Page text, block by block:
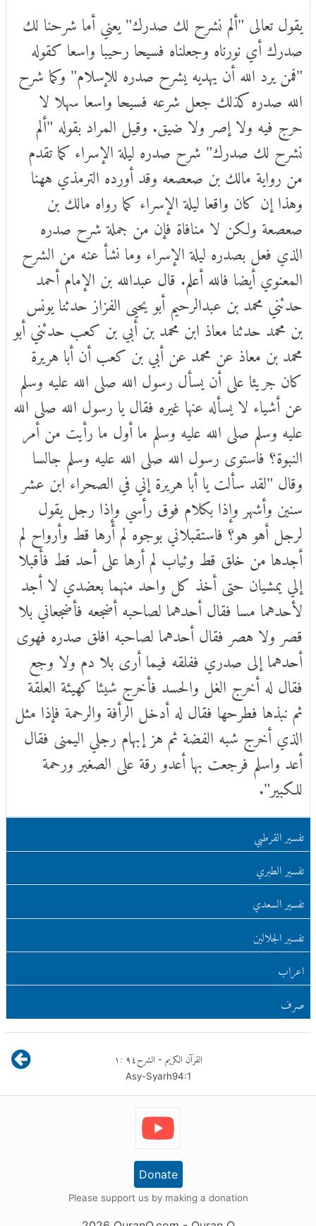
يقول تعالى "ألم نشرح لك صدرك" يعني أما شرحنا لك
صدرك أي نورناه وجعلناه فسيحا رحيبا واسعا كقوله
"فمن يرد الله أن يهديه يشرح صدره للإسلام" وكما شرح
الله صدره كذلك جعل شرعه فسيحا واسعا سهلا لا
حرج فيه ولا إصر ولا ضيق. وقيل المراد بقوله "ألم
نشرح لك صدرك" شرح صدره ليلة الإسراء كما تقدم
من رواية مالك بن صعصعه وقد أورده الترمذي ههنا
وهذا إن كان واقعا ليلة الإسراء كما رواه مالك بن
صعصعة ولكن لا منافاة فإن من جملة شرح صدره
الذي فعل بصدره ليلة الإسراء وما نشأ عنه من الشرح
المعنوي أيضا فالله أعلم. قال عبدالله بن الإمام أحمد
حدثني محمد بن عبدالرحيم أبو يحيى الفزاز حدثنا يونس
بن محمد حدثنا معاذ ابن محمد بن أبي بن كعب حدثني أبو
محمد بن معاذ عن محمد عن أبي بن كعب أن أبا هريرة
كان جريئا على أن يسأل رسول الله صلى الله عليه وسلم
عن أشياء لا يسأله عنها غيره فقال يا رسول الله صلى الله
عليه وسلم صلى الله عليه وسلم ما أول ما رأيت من أمر
النبوة؟ فاستوى رسول الله صلى الله عليه وسلم جالسا
وقال "لقد سألت يا أبا هريرة إني في الصحراء ابن عشر
سنين وأشهر وإذا بكلام فوق رأسي وإذا رجل يقول
لرجل أهو هو؟ فاستقبلاني بوجوه لم أرها قط وأرواح لم
أجدها من خلق قط وثياب لم أرها على أحد قط فأقبلا
إلي يمشيان حتى أخذ كل واحد منهما بعضدي لا أجد
لأحدهما مسا فقال أحدهما لصاحبه أضجعه فأضجعاني بلا
قصر ولا هصر فقال أحدهما لصاحبه افلق صدره فهوى
أحدهما إلى صدري ففلقه فيما أرى بلا دم ولا وجع
فقال له أخرج الغل والحسد فأخرج شيئا كهيئة العلقة
ثم نبذها فطرحها فقال له أدخل الرأفة والرحمة فإذا مثل
الذي أخرج شبه الفضة ثم هز إبهام رجلي اليمنى فقال
أعد واسلم فرجعت بها أعدو رقة على الصغير ورحمة
للكبير".
تفسير القرطبي
تفسير الطبري
تفسير السعدي
تفسير الجلالين
اعراب
صرف
القرآن الكريم - الشرح٩٤:١
Asy-Syarh94:1
Donate
Please support us by making a donation